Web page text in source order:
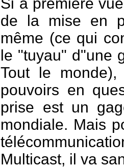
de la mise en
même (ce qui
le "tuyau" d"une
Tout le
pouvoirs en
prise est un
mondiale. Mais
Multicast, il va